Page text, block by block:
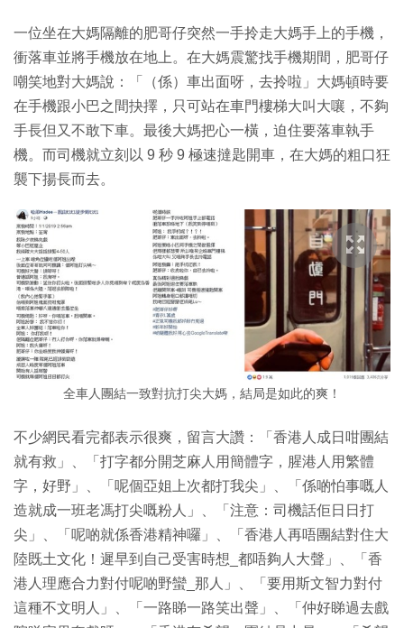
一位坐在大媽隔離的肥哥仔突然一手拎走大媽手上的手機，
衝落車並將手機放在地上。在大媽震驚找手機期間，肥哥仔
嘲笑地對大媽說：「（係）車出面呀，去拎啦」大媽頓時要
在手機跟小巴之間抉擇，只可站在車門樓梯大叫大嚷，不夠
手長但又不敢下車。最後大媽把心一橫，迫住要落車執手
機。而司機就立刻以 9 秒 9 極速撻匙開車，在大媽的粗口狂
襲下揚長而去。
全車人團結一致對抗打尖大媽，結局是如此的爽！
不少網民看完都表示很爽，留言大讚：「香港人成日咁團結
就有救」、「打字都分開芝麻人用簡體字，腥港人用繁體
字，好野」、「呢個亞姐上次都打我尖」、「係啲怕事嘅人
造就成一班老馮打尖嘅粉人」、「注意：司機話佢日日打
尖」、「呢啲就係香港精神囉」、「香港人再唔團結對住大
陸既土文化！遲早到自己受害時想_都唔夠人大聲」、「香
港人理應合力對付呢啲野蠻_那人」、「要用斯文智力對付
這種不文明人」、「一路睇一路笑出聲」、「仲好睇過去戲